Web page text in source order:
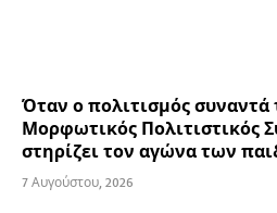
Όταν ο πολιτισμός
Μορφωτικός Πολιτιστικός
στηρίζει τον αγώνα των
7 Αυγούστου, 2026